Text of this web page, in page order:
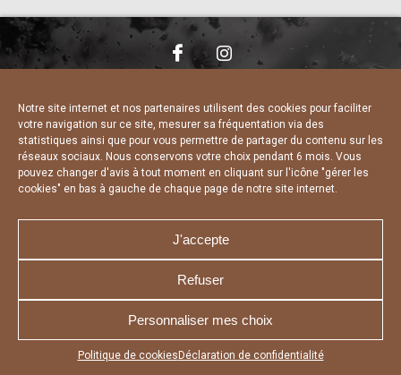
Notre site internet et nos partenaires utilisent des cookies pour faciliter
votre navigation sur ce site, mesurer sa fréquentation via des
statistiques ainsi que pour vous permettre de partager du contenu sur les
réseaux sociaux. Nous conservons votre choix pendant 6 mois. Vous
pouvez changer d'avis à tout moment en cliquant sur l'icône "gérer les
cookies" en bas à gauche de chaque page de notre site internet.
J'accepte
Refuser
Personnaliser mes choix
Politique de cookies Déclaration de confidentialité
Appuyez sur le bouton partager en bas de votre
CHARTE DE CONFIDENTIALITÉ
DÉCLARATION DE CONFIDENTIALITÉ
POLITIQUE D’UTILISATION DES COOKIES
RÉALISÉ PAR L’AGENCE WEB A3 WEB